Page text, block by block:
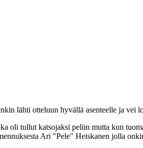
lähti otteluun hyvällä asenteelle ja vei
oli tullut katsojaksi peliin mutta kun
Ari "Pele" Heiskanen jolla